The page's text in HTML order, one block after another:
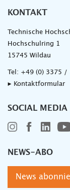
KONTAKT
Technische
Hochschulring 1
15745 Wildau
Tel: +49 (0) 3375 /
▸ Kontaktformular
SOCIAL MEDIA
NEWS-ABO
News